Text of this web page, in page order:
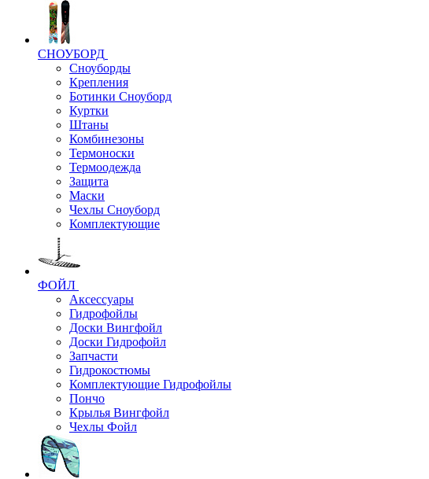
СНОУБОРД
Сноуборды
Крепления
Ботинки Сноуборд
Куртки
Штаны
Комбинезоны
Термоноски
Термоодежда
Защита
Маски
Чехлы Сноуборд
Комплектующие
ФОЙЛ
Аксессуары
Гидрофойлы
Доски Вингфойл
Доски Гидрофойл
Запчасти
Гидрокостюмы
Комплектующие Гидрофойлы
Пончо
Крылья Вингфойл
Чехлы Фойл